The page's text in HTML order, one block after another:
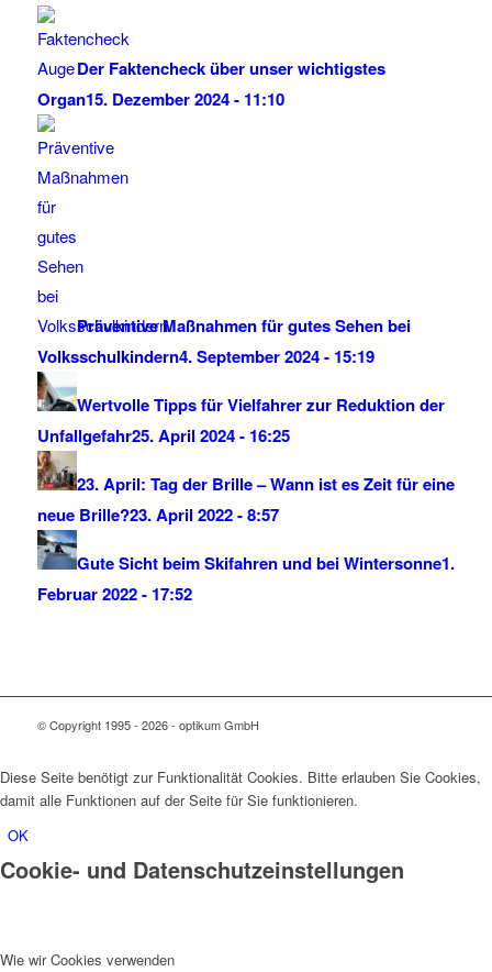
Der Faktencheck über unser wichtigstes
Organ15. Dezember 2024 - 11:10
Präventive Maßnahmen für gutes Sehen bei
Volksschulkindern4. September 2024 - 15:19
Wertvolle Tipps für Vielfahrer zur Reduktion der
Unfallgefahr25. April 2024 - 16:25
23. April: Tag der Brille – Wann ist es Zeit für eine
neue Brille?23. April 2022 - 8:57
Gute Sicht beim Skifahren und bei Wintersonne1.
Februar 2022 - 17:52
© Copyright 1995 - 2026 - optikum GmbH
Diese Seite benötigt zur Funktionalität Cookies. Bitte erlauben Sie Cookies,
damit alle Funktionen auf der Seite für Sie funktionieren.
OK
Cookie- und Datenschutzeinstellungen
Wie wir Cookies verwenden